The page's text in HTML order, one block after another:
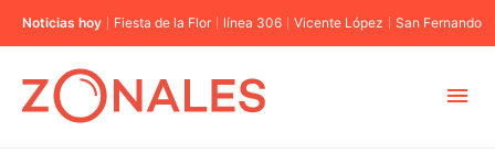
Noticias hoy Fiesta de la Flor línea 306 Vicente López San Fernando